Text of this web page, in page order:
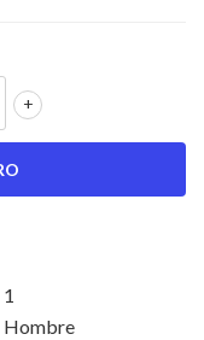
+
1
Hombre